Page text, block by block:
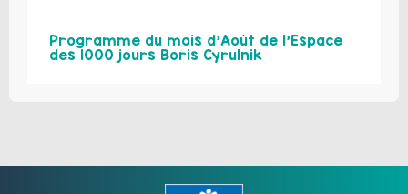
Programme du mois d’Août de l’Espace
des 1000 jours Boris Cyrulnik